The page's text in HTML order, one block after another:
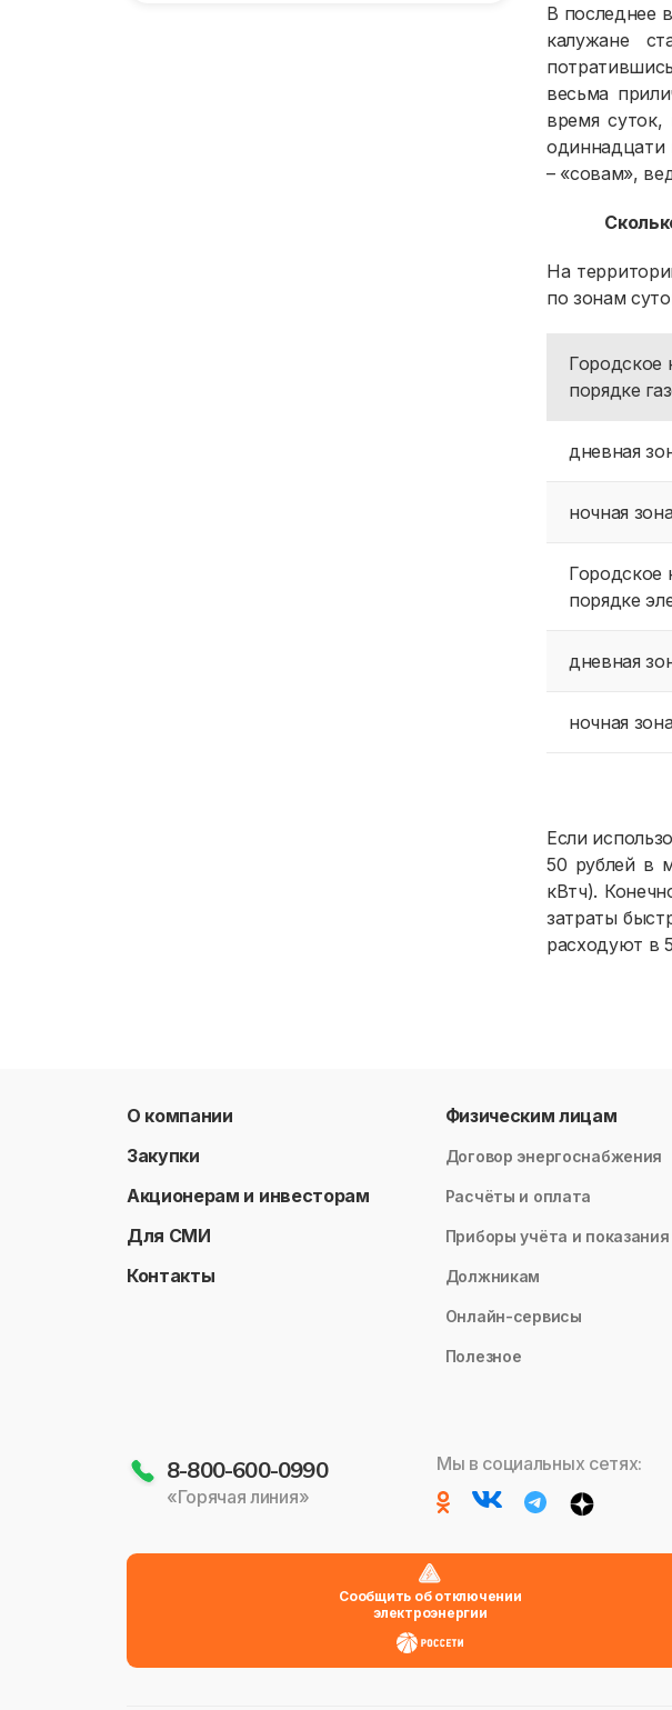
В последнее
калужане
весьма
время
одиннадцати
– «совам»,
На
по зонам
Городское
порядке
дневная
ночная
Городское
порядке
дневная
ночная
Если
50 рублей в
кВтч).
затраты
расходуют в
О компании
Закупки
Акционерам и инвесторам
Для СМИ
Контакты
Физическим лицам
Договор энергоснабжения
Расчёты и оплата
Приборы учёта и показания
Должникам
Онлайн-сервисы
Полезное
8-800-600-0990
«Горячая линия»
Мы в социальных сетях:
Сообщить об отключении
электроэнергии